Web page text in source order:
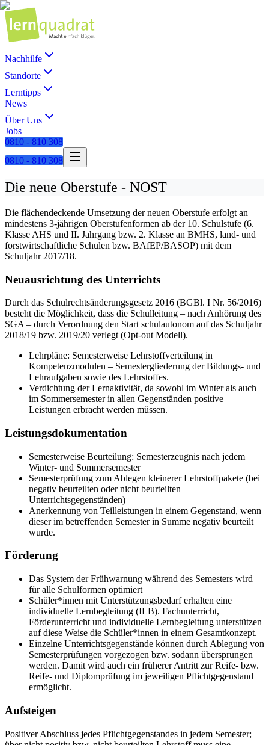
Nachhilfe
Standorte
Lerntipps
News
Über Uns
Jobs
0810 - 810 308
0810 - 810 308
Die neue Oberstufe - NOST
Die flächendeckende Umsetzung der neuen Oberstufe erfolgt an
mindestens 3-jährigen Oberstufenformen ab der 10. Schulstufe (6.
Klasse AHS und II. Jahrgang bzw. 2. Klasse an BMHS, land- und
forstwirtschaftliche Schulen bzw. BAfEP/BASOP) mit dem
Schuljahr 2017/18.
Neuausrichtung des Unterrichts
Durch das Schulrechtsänderungsgesetz 2016 (BGBl. I Nr. 56/2016)
besteht die Möglichkeit, dass die Schulleitung – nach Anhörung des
SGA – durch Verordnung den Start schulautonom auf das Schuljahr
2018/19 bzw. 2019/20 verlegt (Opt-out Modell).
Lehrpläne: Semesterweise Lehrstoffverteilung in
Kompetenzmodulen – Semestergliederung der Bildungs- und
Lehraufgaben sowie des Lehrstoffes.
Verdichtung der Lernaktivität, da sowohl im Winter als auch
im Sommersemester in allen Gegenständen positive
Leistungen erbracht werden müssen.
Leistungsdokumentation
Semesterweise Beurteilung: Semesterzeugnis nach jedem
Winter- und Sommersemester
Semesterprüfung zum Ablegen kleinerer Lehrstoffpakete (bei
negativ beurteilten oder nicht beurteilten
Unterrichtsgegenständen)
Anerkennung von Teilleistungen in einem Gegenstand, wenn
dieser im betreffenden Semester in Summe negativ beurteilt
wurde.
Förderung
Das System der Frühwarnung während des Semesters wird
für alle Schulformen optimiert
Schüler*innen mit Unterstützungsbedarf erhalten eine
individuelle Lernbegleitung (ILB). Fachunterricht,
Förderunterricht und individuelle Lernbegleitung unterstützen
auf diese Weise die Schüler*innen in einem Gesamtkonzept.
Einzelne Unterrichtsgegenstände können durch Ablegung von
Semesterprüfungen vorgezogen bzw. sodann übersprungen
werden. Damit wird auch ein früherer Antritt zur Reife- bzw.
Reife- und Diplomprüfung im jeweiligen Pflichtgegenstand
ermöglicht.
Aufsteigen
Positiver Abschluss jedes Pflichtgegenstandes in jedem Semester;